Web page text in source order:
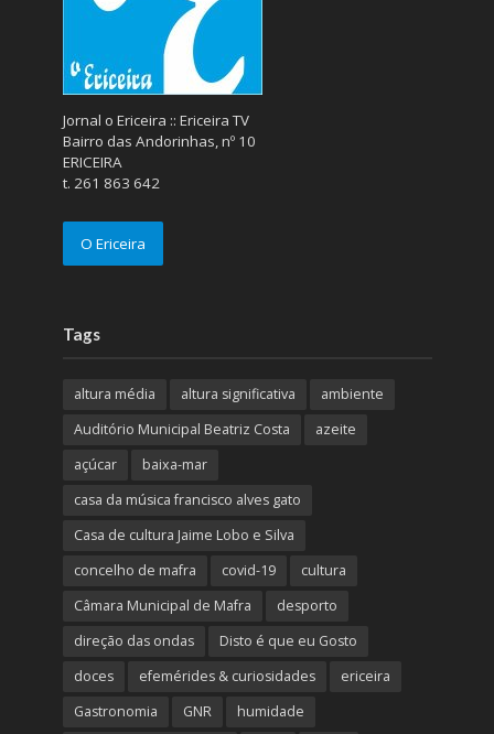
Jornal o Ericeira :: Ericeira TV
Bairro das Andorinhas, nº 10
ERICEIRA
t. 261 863 642
O Ericeira
Tags
altura média altura significativa
ambiente
Auditório Municipal Beatriz Costa
azeite
açúcar
baixa-mar
casa da música francisco alves gato
Casa de cultura Jaime Lobo e Silva
concelho de mafra
covid-19
cultura
Câmara Municipal de Mafra
desporto
direção das ondas
Disto é que eu Gosto
doces
efemérides & curiosidades
ericeira
Gastronomia
GNR humidade